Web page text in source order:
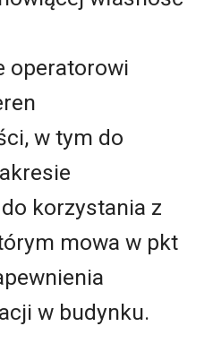
operatorowi
w tym do
korzystania z
mowa w pkt
w budynku.